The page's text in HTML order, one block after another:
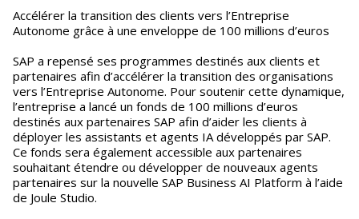
Accélérer la transition des clients vers l’Entreprise
Autonome grâce à une enveloppe de 100 millions d’euros
SAP a repensé ses programmes destinés aux clients et
partenaires afin d’accélérer la transition des organisations
vers l’Entreprise Autonome. Pour soutenir cette dynamique,
l’entreprise a lancé un fonds de 100 millions d’euros
destinés aux partenaires SAP afin d’aider les clients à
déployer les assistants et agents IA développés par SAP.
Ce fonds sera également accessible aux partenaires
souhaitant étendre ou développer de nouveaux agents
partenaires sur la nouvelle SAP Business AI Platform à l’aide
de Joule Studio.